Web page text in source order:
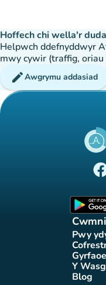
Hoffech chi wella'r
Helpwch ddefnyddwyr
mwy cywir (traffig,
editAwgrymu addasiad
Cwmni
Pwy
Y Wasg
Blog
(tab